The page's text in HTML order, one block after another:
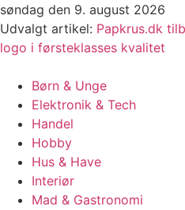
Videre
til
indhold
søndag den 9. august 2026
Udvalgt artikel: Papkrus.dk
logo i førsteklasses kvalitet
Børn & Unge
Elektronik & Tech
Handel
Hobby
Hus & Have
Interiør
Mad & Gastronomi